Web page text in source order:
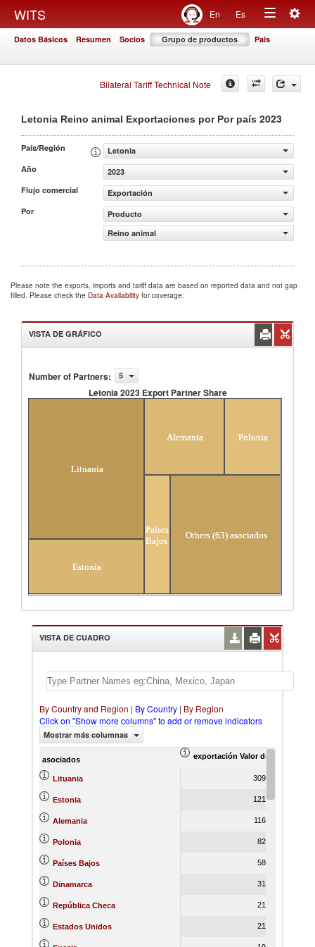
WITS En Es
Toggle
Datos Básicos Resumen Socios Grupo de productos País
Bilateral Tariff Technical Note
Letonia Reino animal Exportaciones por Por país 2023
País/Región
Letonia
Año
2023
Flujo comercial
Exportación
Por
Producto
Reino animal
Please note the exports, imports and tariff data are based on reported data and not gap
filled. Please check the Data Availability for coverage.
VISTA DE GRÁFICO
Number of Partners: 5
Letonia 2023 Export Partner Share
Lituania
Estonia
Alemania Polonia
Países
Bajos
Others (63) asociados
VISTA DE CUADRO
By Country and Region | By Country | By Region
Click on "Show more columns" to add or remove indicators
Mostrar más columnas
asociados exportación Valor del comercio
Lituania 309,349.75
Estonia 121,095.58
Alemania 116,571.08
Polonia 82,173.50
Países Bajos 58,737.57
Dinamarca 31,534.30
República Checa 21,451.25
Estados Unidos 21,029.05